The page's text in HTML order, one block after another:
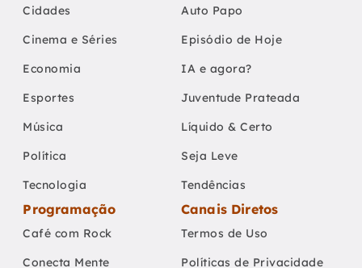
Cidades
Cinema e Séries
Economia
Esportes
Música
Política
Tecnologia
Auto Papo
Episódio de Hoje
IA e agora?
Juventude Prateada
Líquido & Certo
Seja Leve
Tendências
Programação
Café com Rock
Conecta Mente
Canais Diretos
Termos de Uso
Políticas de Privacidade